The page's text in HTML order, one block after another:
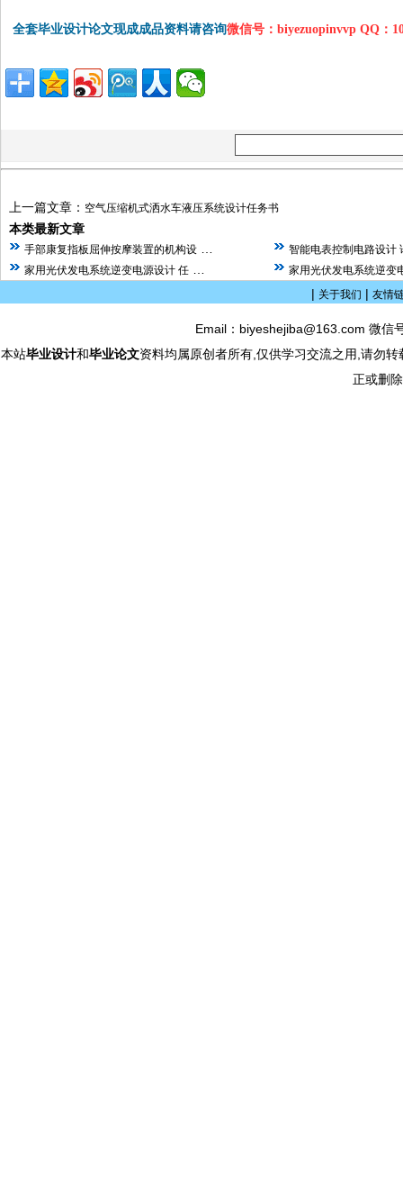
全套毕业设计论文现成成品资料请咨询微信号：biyezuopinvvp QQ
上一篇文章： 空气压缩机式洒水车液压系统设计任务书
本类最新文章
手部康复指板屈伸按摩装置的机构设
智能电表控制电路设计
家用光伏发电系统逆变电源设计 任
家用光伏发电系统逆变
| 关于我们 | 友情
Email：biyeshejiba@163.com 微
本站毕业设计和毕业论文资料均属原创者所有,仅供学习交流之用,请勿
正或删